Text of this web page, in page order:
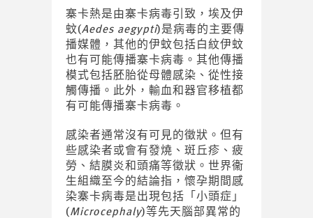
寨卡熱是由寨卡病毒引致，埃及伊
蚊(Aedes aegypti)是病毒的主要傳
播媒體，其他的伊蚊包括白紋伊蚊
也有可能傳播寨卡病毒。其他傳播
模式包括胚胎從母體感染、從性接
觸傳播。此外，輸血和器官移植都
有可能傳播寨卡病毒。
感染者通常沒有可見的徵狀。但有
些感染者或會有發燒、斑丘疹、疲
勞、結膜炎和頭痛等徵狀。世界衞
生組織至今的結論指，懷孕期間感
染寨卡病毒是出現包括「小頭症」
(Microcephaly)等先天腦部異常的